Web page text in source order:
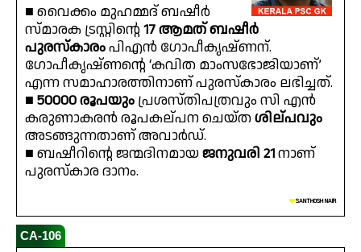
■ വൈക്കം മുഹമ്മദ് ബഷീർ
സ്മാരക ട്രസ്റ്റിന്റെ17 ആമത് ബഷീർ
പുരസ്‌കാരംപിഎൻ ഗോപീകൃഷ്ണന്.
ഗോപീകൃഷ്ണന്റെ ‘കവിത മാംസഭോജിയാണ്’
എന്ന സമാഹാരത്തിനാണ് പുരസ്‌കാരം ലഭിച്ചത്.
■ 50000 രൂപയും പ്രശസ്തിപത്രവും സി എൻ
കരുണാകരൻ രൂപകല്പന ചെയ്തശില്പവും
അടങ്ങുന്നതാണ് അവാർഡ്.
■ ബഷീറിന്റെ ജന്മദിനമായജനുവരി 21നാണ്
പുരസ്‌കാര ദാനം.
❤️SANTHOSH NAIR
CA-106